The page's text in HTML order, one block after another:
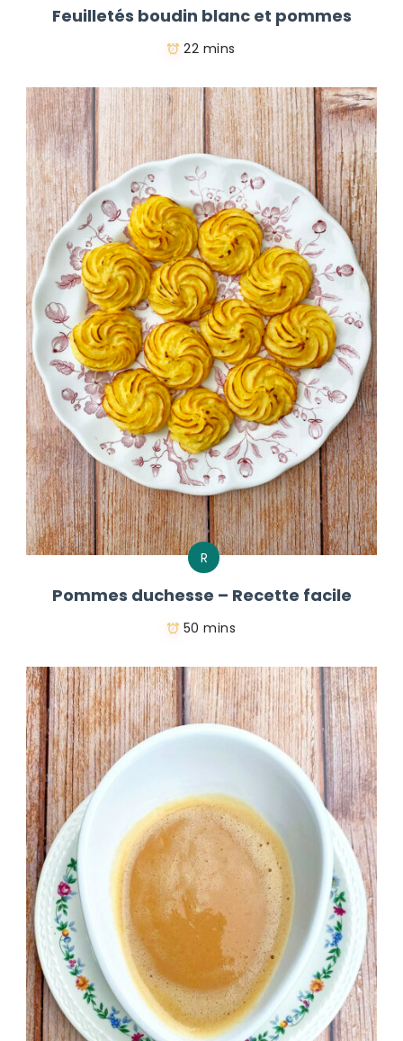
Feuilletés boudin blanc et pommes
22 mins
R
Pommes duchesse – Recette facile
50 mins